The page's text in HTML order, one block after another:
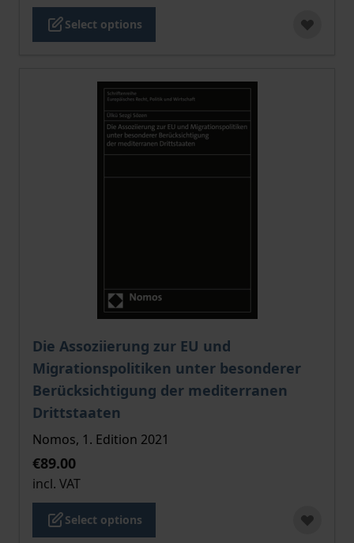
Select options
Die Assoziierung zur EU und
Migrationspolitiken unter besonderer
Berücksichtigung der mediterranen
Drittstaaten
The price depends on the options chosen on the
Nomos, 1. Edition 2021
€89.00
incl. VAT
Select options